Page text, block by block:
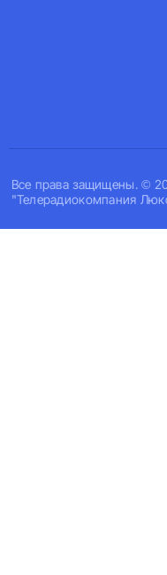
Все права защищены. ©
"Телерадиокомпания